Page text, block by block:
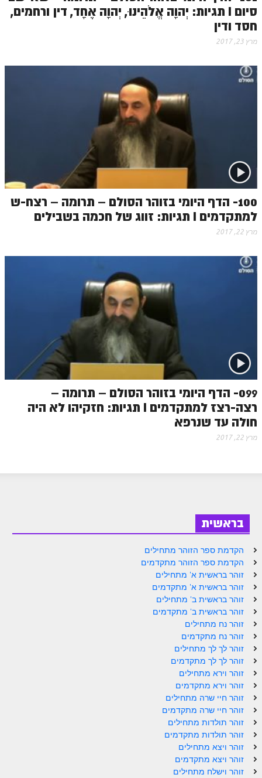
סיום I תגיות: יְהוָה אֱלֹהֵינוּ, יְהוָה אֶחָד, דין ורחמים,
חסד ודין
מרץ 23, 2017
100- הדף היומי בזוהר הסולם – תרומה – רצח-ש
למתקדמים I תגיות: זווג של חכמה בשבילים
מרץ 22, 2017
099- הדף היומי בזוהר הסולם – תרומה –
רצה-רצז למתקדמים I תגיות: חזקיהו לא היה
חולה עד שנרפא
מרץ 22, 2017
בראשית
הקדמת ספר הזוהר מתחילים
הקדמת ספר הזוהר מתקדמים
זוהר בראשית א' מתחילים
זוהר בראשית א' מתקדמים
זוהר בראשית ב' מתחילים
זוהר בראשית ב' מתקדמים
זוהר נח מתחילים
זוהר נח מתקדמים
זוהר לך לך מתחילים
זוהר לך לך מתקדמים
זוהר וירא מתחילים
זוהר וירא מתקדמים
זוהר חיי שרה מתחילים
זוהר חיי שרה מתקדמים
זוהר תולדות מתחילים
זוהר תולדות מתקדמים
זוהר ויצא מתחילים
זוהר ויצא מתקדמים
זוהר וישלח מתחילים